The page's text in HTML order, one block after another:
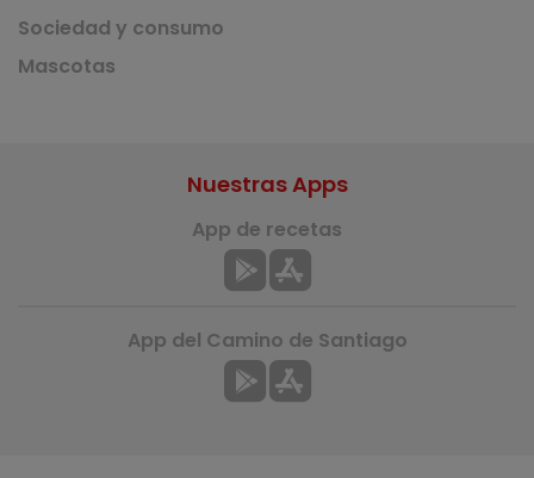
Sociedad y consumo
Mascotas
Nuestras Apps
App de recetas
App del Camino de Santiago